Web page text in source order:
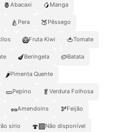
🍍 Abacaxi 🥭 Manga
🍐 Pera 🍑Pêssego
🥝Fruta Kiwi 🍅Tomate
🍆Beringela 🥔Batata
🌶️Pimenta Quente
🥒Pepino 🥬 Verdura Folhosa
🥜Amendoins 🫘Feijão
sírio 🍄‍🟫Não disponível